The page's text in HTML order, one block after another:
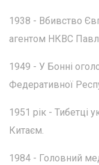
1938 - Вбивство
агентом НКВС
1949 - У Бонні
Федеративної
1951 рік - Тибетці
Китаєм.
1984 - Головний